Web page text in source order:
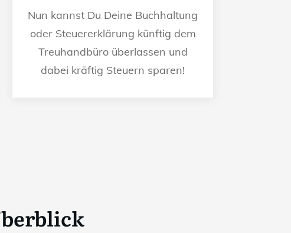
Nun kannst Du Deine Buchhaltung
oder Steuererklärung künftig dem
Treuhandbüro überlassen und
dabei kräftig Steuern sparen!